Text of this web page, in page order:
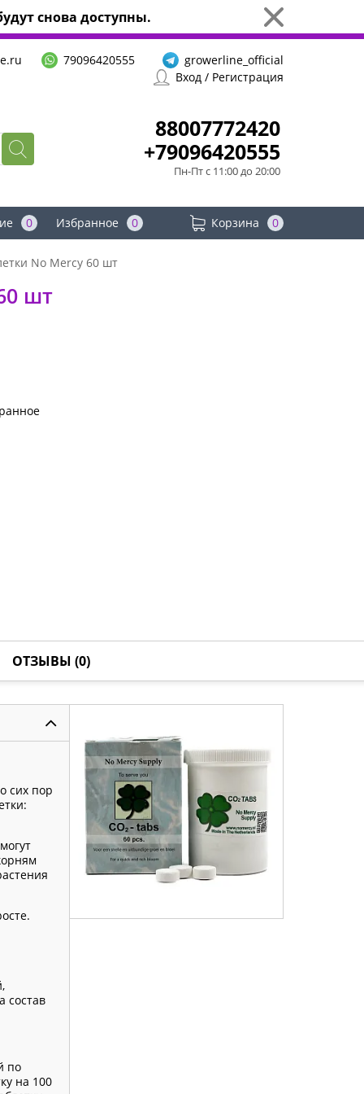
снова доступны.
79096420555
growerline_official
Вход / Регистрация
88007772420
+79096420555
Пн-Пт с 11:00 до 20:00
Корзина 0
Избранное 0
0
No Mercy 60 шт
шт
ОТЗЫВЫ (0)
сих пор
состав
по
на 100